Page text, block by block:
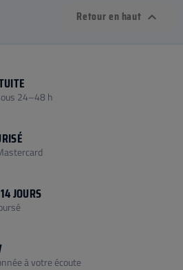
Retour en haut 
24–48 h
JOURS
à votre écoute